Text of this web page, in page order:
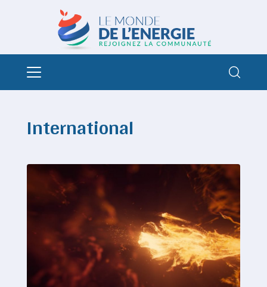
International